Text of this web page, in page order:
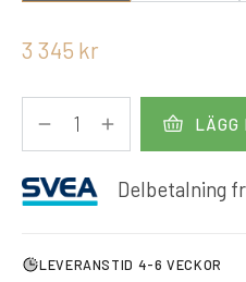
3 345 kr
LÄGG
Delbetalning
LEVERANSTID 4-6 VECKOR